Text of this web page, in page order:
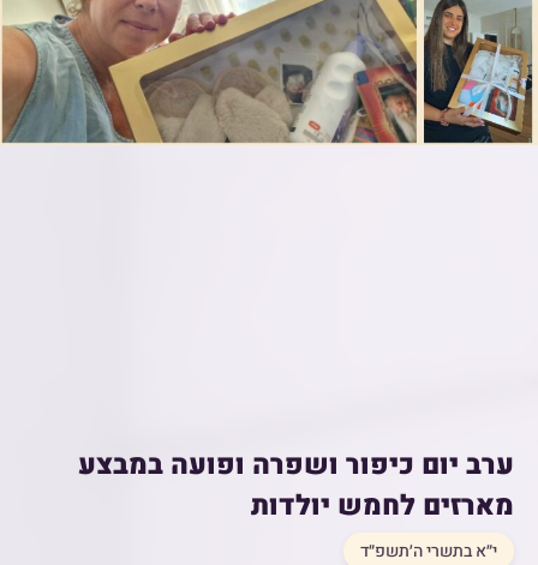
ערב יום כיפור ושפרה ופועה במבצע
מארזים לחמש יולדות
י״א בתשרי ה׳תשפ״ד